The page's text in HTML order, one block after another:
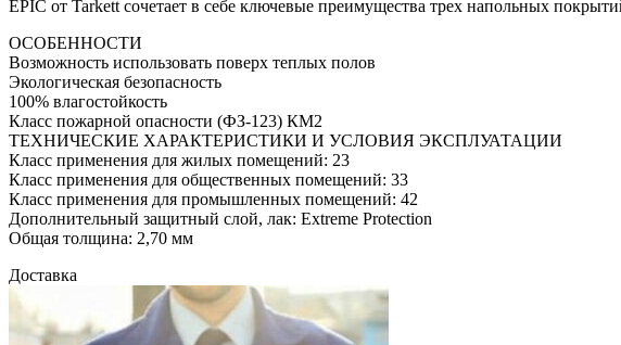
EPIC от Tarkett сочетает в себе ключевые преимущества трех напольных
ОСОБЕННОСТИ
Возможность использовать поверх теплых полов
Экологическая безопасность
100% влагостойкость
Класс пожарной опасности (ФЗ-123) КМ2
ТЕХНИЧЕСКИЕ ХАРАКТЕРИСТИКИ И УСЛОВИЯ ЭКСПЛУАТАЦИИ
Класс применения для жилых помещений: 23
Класс применения для общественных помещений: 33
Класс применения для промышленных помещений: 42
Дополнительный защитный слой, лак: Extreme Protection
Общая толщина: 2,70 мм
Доставка